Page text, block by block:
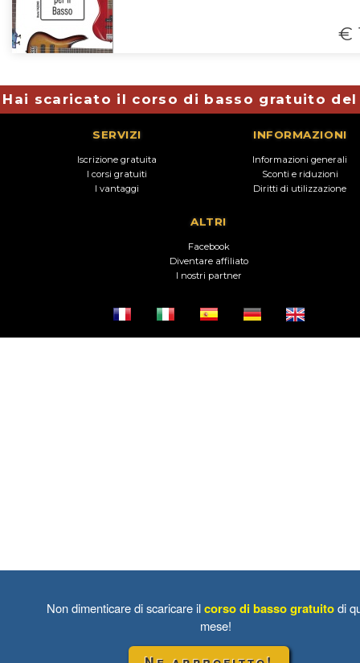
€
Hai scaricato il corso di basso gratuito del
SERVIZI
Iscrizione gratuita
I corsi gratuiti
I vantaggi
INFORMAZIONI
Informazioni generali
Sconti e riduzioni
Diritti di utilizzazione
ALTRI
Facebook
Diventare affiliato
I nostri partner
Non dimenticare di scaricare ilcorso di basso gratuitodi
mese!